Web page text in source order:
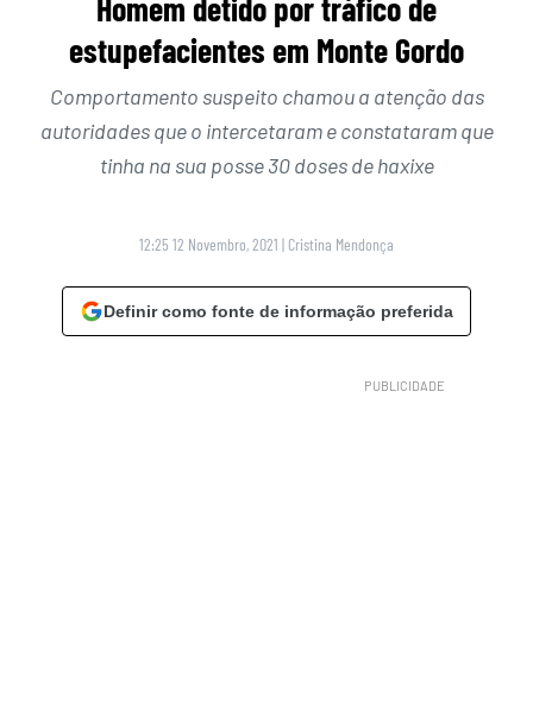
Homem detido por tráfico de
estupefacientes em Monte Gordo
Comportamento suspeito chamou a atenção das
autoridades que o intercetaram e constataram que
tinha na sua posse 30 doses de haxixe
12:25 12 Novembro, 2021 | Cristina Mendonça
Definir como fonte de informação preferida